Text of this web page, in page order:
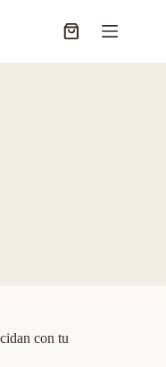
Carro
con tu